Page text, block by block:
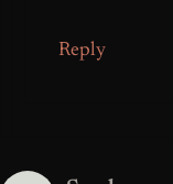
Reply